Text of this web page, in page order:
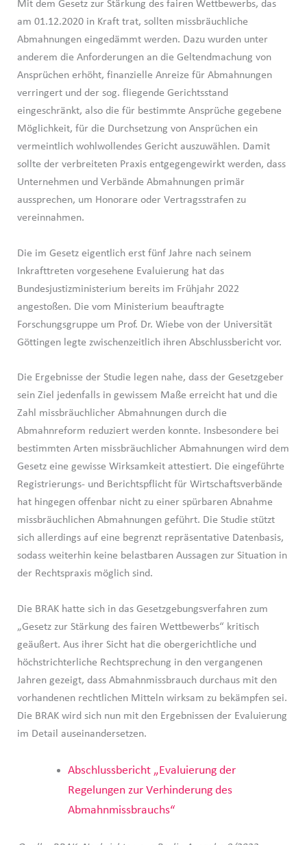
Mit dem Gesetz zur Stärkung des fairen Wettbewerbs, das
am 01.12.2020 in Kraft trat, sollten missbräuchliche
Abmahnungen eingedämmt werden. Dazu wurden unter
anderem die Anforderungen an die Geltendmachung von
Ansprüchen erhöht, finanzielle Anreize für Abmahnungen
verringert und der sog. fliegende Gerichtsstand
eingeschränkt, also die für bestimmte Ansprüche gegebene
Möglichkeit, für die Durchsetzung von Ansprüchen ein
vermeintlich wohlwollendes Gericht auszuwählen. Damit
sollte der verbreiteten Praxis entgegengewirkt werden, dass
Unternehmen und Verbände Abmahnungen primär
aussprechen, um Honorare oder Vertragsstrafen zu
vereinnahmen.
Die im Gesetz eigentlich erst fünf Jahre nach seinem
Inkrafttreten vorgesehene Evaluierung hat das
Bundesjustizministerium bereits im Frühjahr 2022
angestoßen. Die vom Ministerium beauftragte
Forschungsgruppe um Prof. Dr. Wiebe von der Universität
Göttingen legte zwischenzeitlich ihren Abschlussbericht vor.
Die Ergebnisse der Studie legen nahe, dass der Gesetzgeber
sein Ziel jedenfalls in gewissem Maße erreicht hat und die
Zahl missbräuchlicher Abmahnungen durch die
Abmahnreform reduziert werden konnte. Insbesondere bei
bestimmten Arten missbräuchlicher Abmahnungen wird dem
Gesetz eine gewisse Wirksamkeit attestiert. Die eingeführte
Registrierungs- und Berichtspflicht für Wirtschaftsverbände
hat hingegen offenbar nicht zu einer spürbaren Abnahme
missbräuchlichen Abmahnungen geführt. Die Studie stützt
sich allerdings auf eine begrenzt repräsentative Datenbasis,
sodass weiterhin keine belastbaren Aussagen zur Situation in
der Rechtspraxis möglich sind.
Die BRAK hatte sich in das Gesetzgebungsverfahren zum
„Gesetz zur Stärkung des fairen Wettbewerbs“ kritisch
geäußert. Aus ihrer Sicht hat die obergerichtliche und
höchstrichterliche Rechtsprechung in den vergangenen
Jahren gezeigt, dass Abmahnmissbrauch durchaus mit den
vorhandenen rechtlichen Mitteln wirksam zu bekämpfen sei.
Die BRAK wird sich nun mit den Ergebnissen der Evaluierung
im Detail auseinandersetzen.
Abschlussbericht „Evaluierung der
Regelungen zur Verhinderung des
Abmahnmissbrauchs“